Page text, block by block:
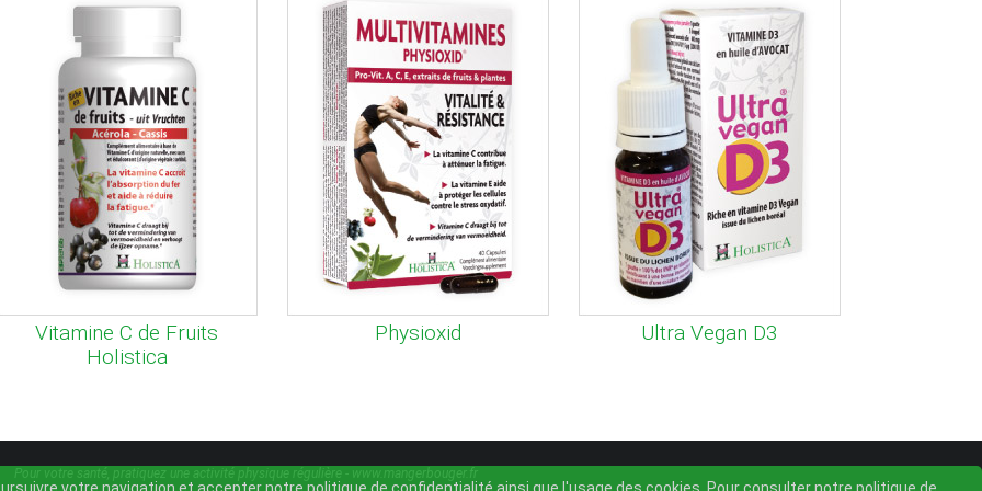
Vitamine C de Fruits
Holistica
Physioxid Ultra Vegan D3
Pour votre santé, pratiquez une activité physique régulière - www.mangerbouger.fr